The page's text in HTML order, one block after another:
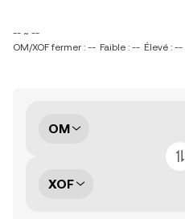
-- ~ --
OM/XOF fermer : -- Faible : -- Élevé : --
OM
XOF